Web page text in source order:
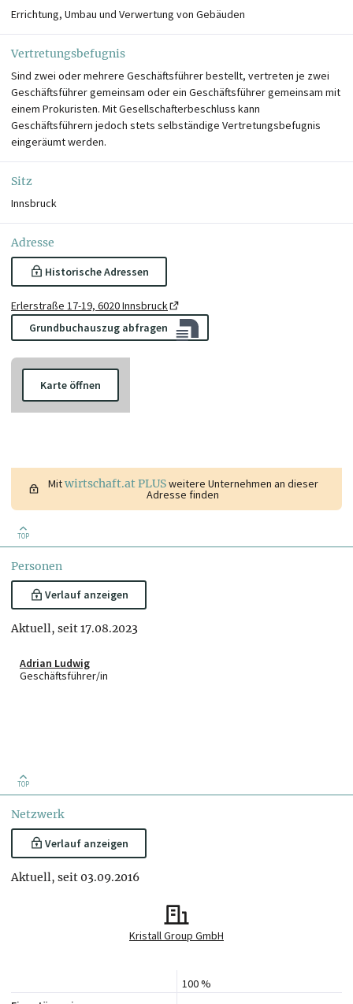
Errichtung, Umbau und Verwertung von Gebäuden
Vertretungsbefugnis
Sind zwei oder mehrere Geschäftsführer bestellt, vertreten je zwei
Geschäftsführer gemeinsam oder ein Geschäftsführer gemeinsam mit
einem Prokuristen. Mit Gesellschafterbeschluss kann
Geschäftsführern jedoch stets selbständige Vertretungsbefugnis
eingeräumt werden.
Sitz
Innsbruck
Adresse
Historische Adressen
Erlerstraße 17-19, 6020 Innsbruck
Grundbuchauszug abfragen
Karte öffnen
Mitwirtschaft.at PLUSweitere Unternehmen an dieser
Adresse finden
TOP
Personen
Verlauf anzeigen
Aktuell, seit 17.08.2023
Adrian Ludwig
Geschäftsführer/in
TOP
Netzwerk
Verlauf anzeigen
Aktuell, seit 03.09.2016
Kristall Group GmbH
100 %